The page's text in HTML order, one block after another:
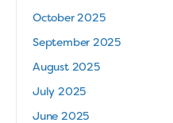
October 2025
September 2025
August 2025
July 2025
June 2025